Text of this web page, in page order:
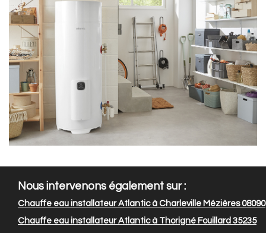
Nous intervenons également sur :
Chauffe eau installateur Atlantic à Charleville Mézières 08090
Chauffe eau installateur Atlantic à Thorigné Fouillard 35235